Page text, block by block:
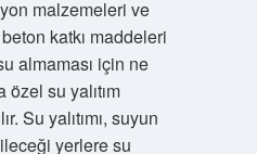
malzemeleri ve
katkı maddeleri
almaması için ne
su yalıtım
Su yalıtımı, suyun
yerlere su